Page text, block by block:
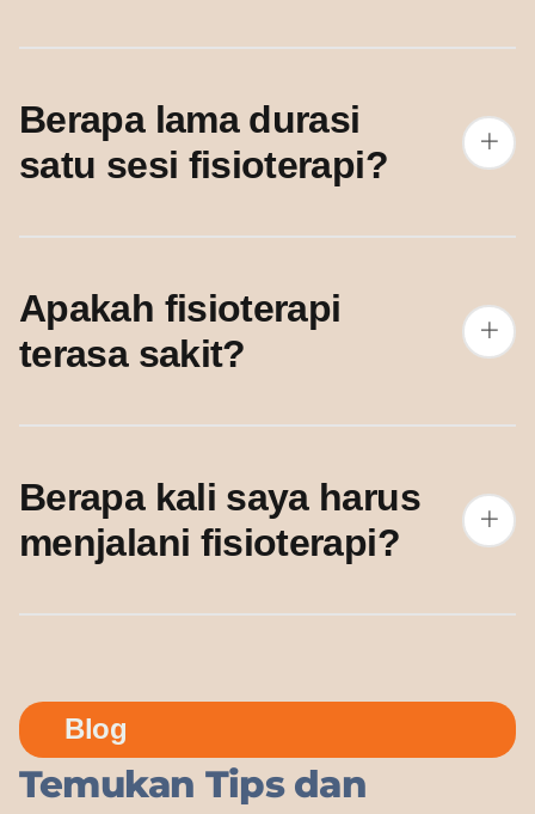
Berapa lama durasi
satu sesi fisioterapi?
Apakah fisioterapi
terasa sakit?
Berapa kali saya harus
menjalani fisioterapi?
Blog
Temukan Tips dan